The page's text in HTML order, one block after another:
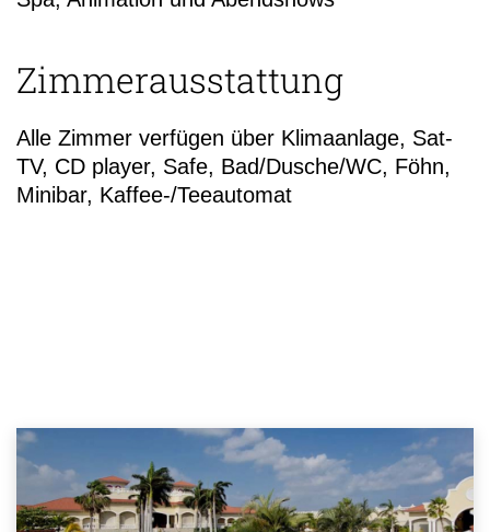
Zimmerausstattung
Alle Zimmer verfügen über Klimaanlage, Sat-
TV, CD player, Safe, Bad/Dusche/WC, Föhn,
Minibar, Kaffee-/Teeautomat